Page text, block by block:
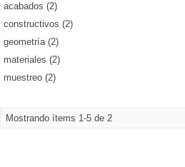
acabados (2)
constructivos (2)
geometría (2)
materiales (2)
muestreo (2)
Mostrando ítems 1-5 de 2